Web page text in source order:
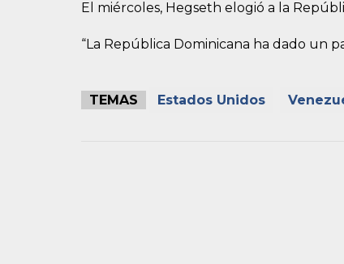
El miércoles, Hegseth elogió a la
“La República Dominicana ha dado un
TEMAS Estados Unidos